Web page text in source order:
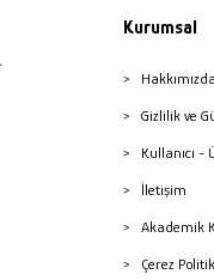
Kurumsal
Hakkımızda
Gizlilik ve
Kullanıcı -
İletişim
Akademik
Çerez